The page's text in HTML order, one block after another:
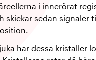
i innerörat
skickar sedan signaler
har dessa kristaller